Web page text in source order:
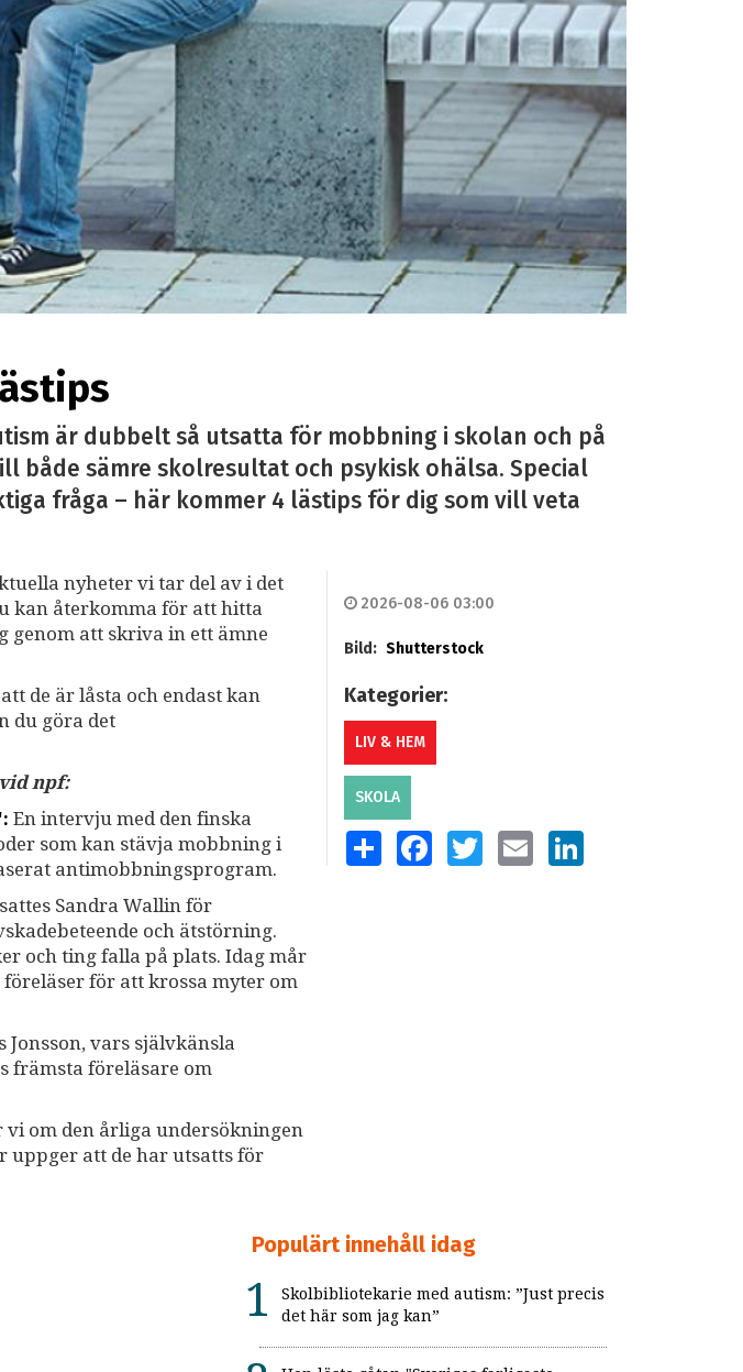
är dubbelt så utsatta för mobbning i skolan och på
både sämre skolresultat och psykisk ohälsa. Special
fråga – här kommer 4 lästips för dig som vill veta
nyheter vi tar del av i det
kan återkomma för att hitta
genom att skriva in ett ämne
de är låsta och endast kan
du göra det
npf:
En intervju med den finska
som kan stävja mobbning i
antimobbningsprogram.
Sandra Wallin för
och ätstörning.
och ting falla på plats. Idag mår
för att krossa myter om
vars självkänsla
främsta föreläsare om
vi om den årliga undersökningen
uppger att de har utsatts för
2026-08-06 03:00
Bild: Shutterstock
Kategorier:
LIV & HEM
SKOLA
SHARE FACEBOOKTWITTEREMAIL LINKEDIN
Populärt innehåll idag
Skolbibliotekarie med autism: ”Just precis
det här som jag kan”